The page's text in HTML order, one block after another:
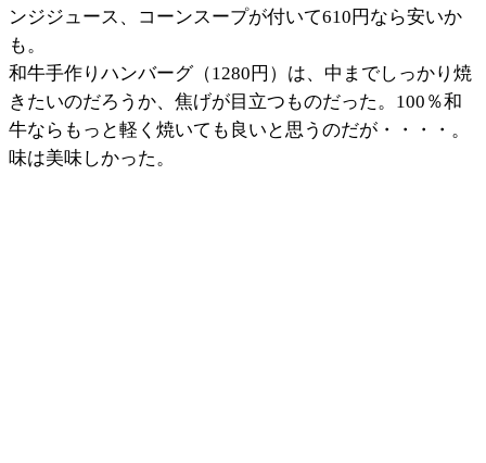
ンジジュース、コーンスープが付いて610円なら安いか
も。
和牛手作りハンバーグ（1280円）は、中までしっかり焼
きたいのだろうか、焦げが目立つものだった。100％和
牛ならもっと軽く焼いても良いと思うのだが・・・・。
味は美味しかった。